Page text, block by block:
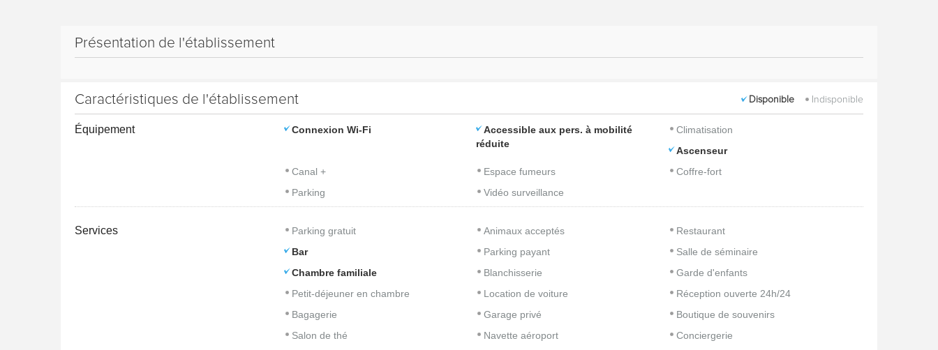
Présentation de l'établissement
Caractéristiques de l'établissement Disponible Indisponible
Équipement Connexion Wi-Fi
Accessible aux pers. à mobilité
réduite
Climatisation
Ascenseur
Canal +
Espace fumeurs
Coffre-fort
Parking
Vidéo surveillance
Services Parking gratuit Animaux acceptés
Restaurant
Bar
Parking payant
Salle de séminaire
Chambre familiale
Blanchisserie
Garde d'enfants
Petit-déjeuner en chambre
Location de voiture
Réception ouverte 24h/24
Bagagerie
Garage privé
Boutique de souvenirs
Salon de thé
Navette aéroport
Conciergerie